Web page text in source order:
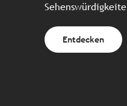
Entdecken